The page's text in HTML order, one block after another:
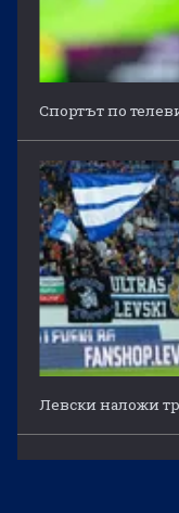
Спортът по
Левски наложи